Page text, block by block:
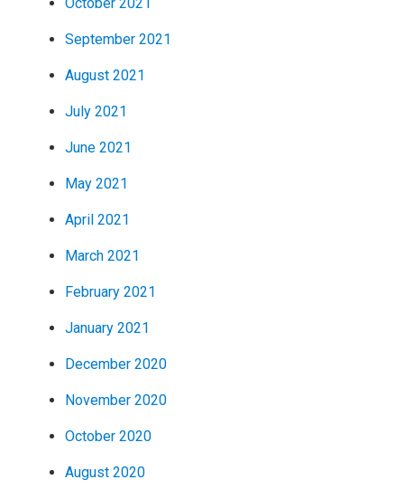
September 2021
August 2021
July 2021
June 2021
May 2021
April 2021
March 2021
February 2021
January 2021
December 2020
November 2020
October 2020
August 2020